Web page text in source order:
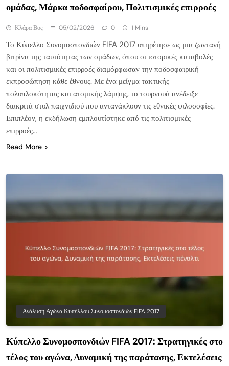
ομάδας, Μάρκα ποδοσφαίρου, Πολιτισμικές επιρροές
Κλάρα Βος 05/02/2026 0 1 Mins
Το Κύπελλο Συνομοσπονδιών FIFA 2017 υπηρέτησε ως μια ζωντανή
βιτρίνα της ταυτότητας των ομάδων, όπου οι ιστορικές καταβολές
και οι πολιτισμικές επιρροές διαμόρφωσαν την ποδοσφαιρική
εκπροσώπηση κάθε έθνους. Με ένα μείγμα τακτικής
πολυπλοκότητας και ατομικής λάμψης, το τουρνουά ανέδειξε
διακριτά στυλ παιχνιδιού που αντανάκλουν τις εθνικές φιλοσοφίες.
Επιπλέον, η εκδήλωση εμπλουτίστηκε από τις πολιτισμικές
επιρροές…
Read More
Ανάλυση Αγώνα Κυπέλλου Συνομοσπονδιών FIFA 2017
Κύπελλο Συνομοσπονδιών FIFA 2017: Στρατηγικές στο
τέλος του αγώνα, Δυναμική της παράτασης, Εκτελέσεις